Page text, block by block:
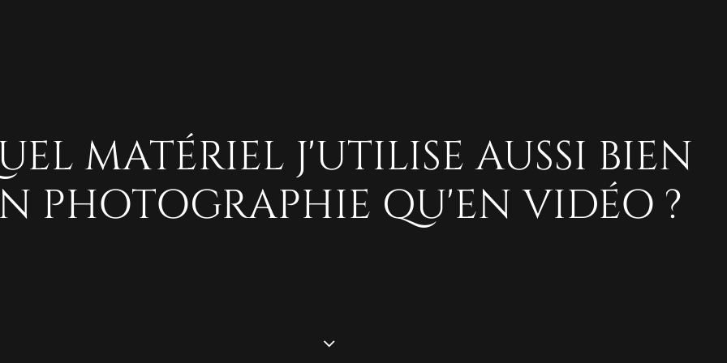
MATÉRIEL J'UTILISE AUSSI BIEN
PHOTOGRAPHIE QU'EN VIDÉO ?